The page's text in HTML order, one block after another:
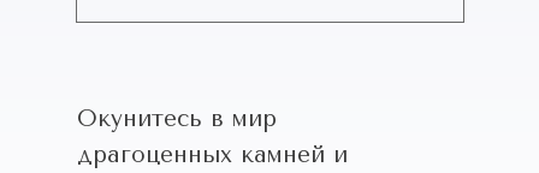
Окунитесь в мир
драгоценных камней и